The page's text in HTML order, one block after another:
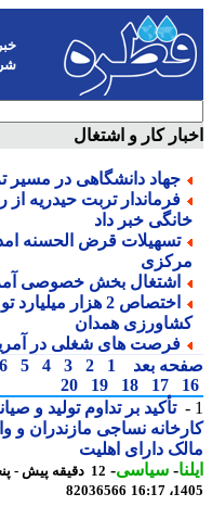
-
شرعی
کار و اشتغال
جهاد دانشگاهی در مسیر
خبر داد
اشتغال بخش خصوصی آمریکا
اختصاص 2 هزار
همدان
فرصت های شغلی در
بعد
1
2
3
4
5
6
7
17
18
19
20
تأکید بر تداوم تولید و صیانت
نساجی مازندران و
دارای اهلیت
-سیاسی-
82036566